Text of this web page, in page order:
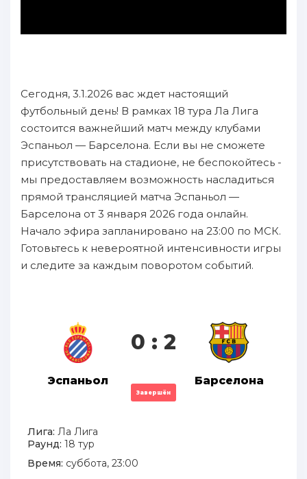
Сегодня, 3.1.2026 вас ждет настоящий
футбольный день! В рамках 18 тура Ла Лига
состоится важнейший матч между клубами
Эспаньол — Барселона. Если вы не сможете
присутствовать на стадионе, не беспокойтесь -
мы предоставляем возможность насладиться
прямой трансляцией матча Эспаньол —
Барселона от 3 января 2026 года онлайн.
Начало эфира запланировано на 23:00 по МСК.
Готовьтесь к невероятной интенсивности игры
и следите за каждым поворотом событий.
Эспаньол
0 : 2
Завершён
Барселона
Лига: Ла Лига
Раунд: 18 тур
Время: суббота, 23:00